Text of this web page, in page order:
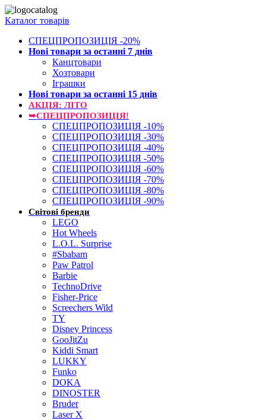
Каталог товарів
СПЕЦПРОПОЗИЦІЯ -20%
Нові товари за останнi 7 днiв
Канцтовари
Хозтовари
Іграшки
Нові товари за останнi 15 днiв
АКЦІЯ: ЛІТО
➥СПЕЦПРОПОЗИЦІЯ!
СПЕЦПРОПОЗИЦІЯ -10%
СПЕЦПРОПОЗИЦІЯ -30%
СПЕЦПРОПОЗИЦІЯ -40%
СПЕЦПРОПОЗИЦІЯ -50%
СПЕЦПРОПОЗИЦІЯ -60%
СПЕЦПРОПОЗИЦІЯ -70%
СПЕЦПРОПОЗИЦІЯ -80%
СПЕЦПРОПОЗИЦІЯ -90%
Світові бренди
LEGO
Hot Wheels
L.O.L. Surprise
#Sbabam
Paw Patrol
Barbie
TechnoDrive
Fisher-Price
Screechers Wild
TY
Disney Princess
GooJitZu
Kiddi Smart
LUKKY
Funko
DOKA
DINOSTER
Bruder
Laser X